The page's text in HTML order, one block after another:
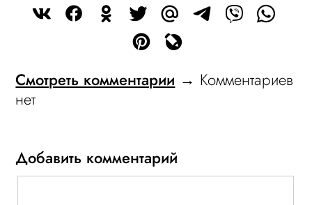
Смотреть комментарии → Комментариев
нет
Добавить комментарий